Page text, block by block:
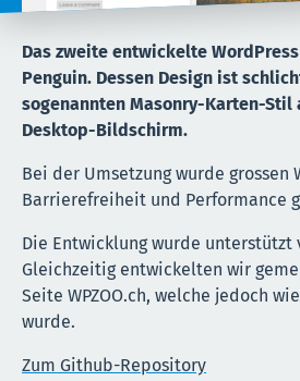
Das zweite entwickelte
Penguin. Dessen Design ist
sogenannten Masonry-Karten-Stil
Desktop-Bildschirm.
Bei der Umsetzung wurde grossen
Barrierefreiheit und Performance
Die Entwicklung wurde unterstützt
Gleichzeitig entwickelten wir
Seite WPZOO.ch, welche jedoch
wurde.
Zum Github-Repository